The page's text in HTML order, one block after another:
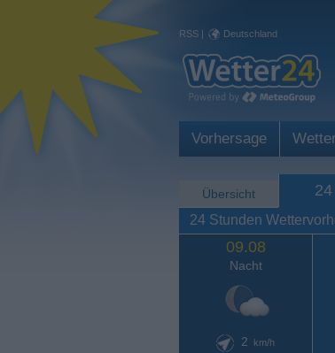
RSS | Deutschland
Vorhersage
Übersicht
24 Stunden
09.08
Nacht
2 km/h